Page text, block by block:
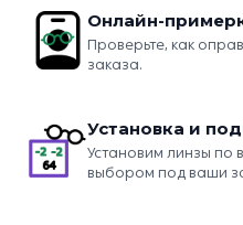
Онлайн-
Проверьте, как
заказа.
Установка и
Установим линзы по
выбором под ваши